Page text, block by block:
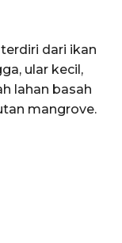
dari ikan
ular kecil,
lahan basah
mangrove.